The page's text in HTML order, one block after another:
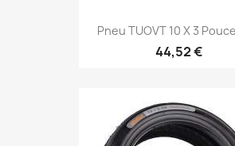
Pneu TUOVT 10 X 3
44,52 €